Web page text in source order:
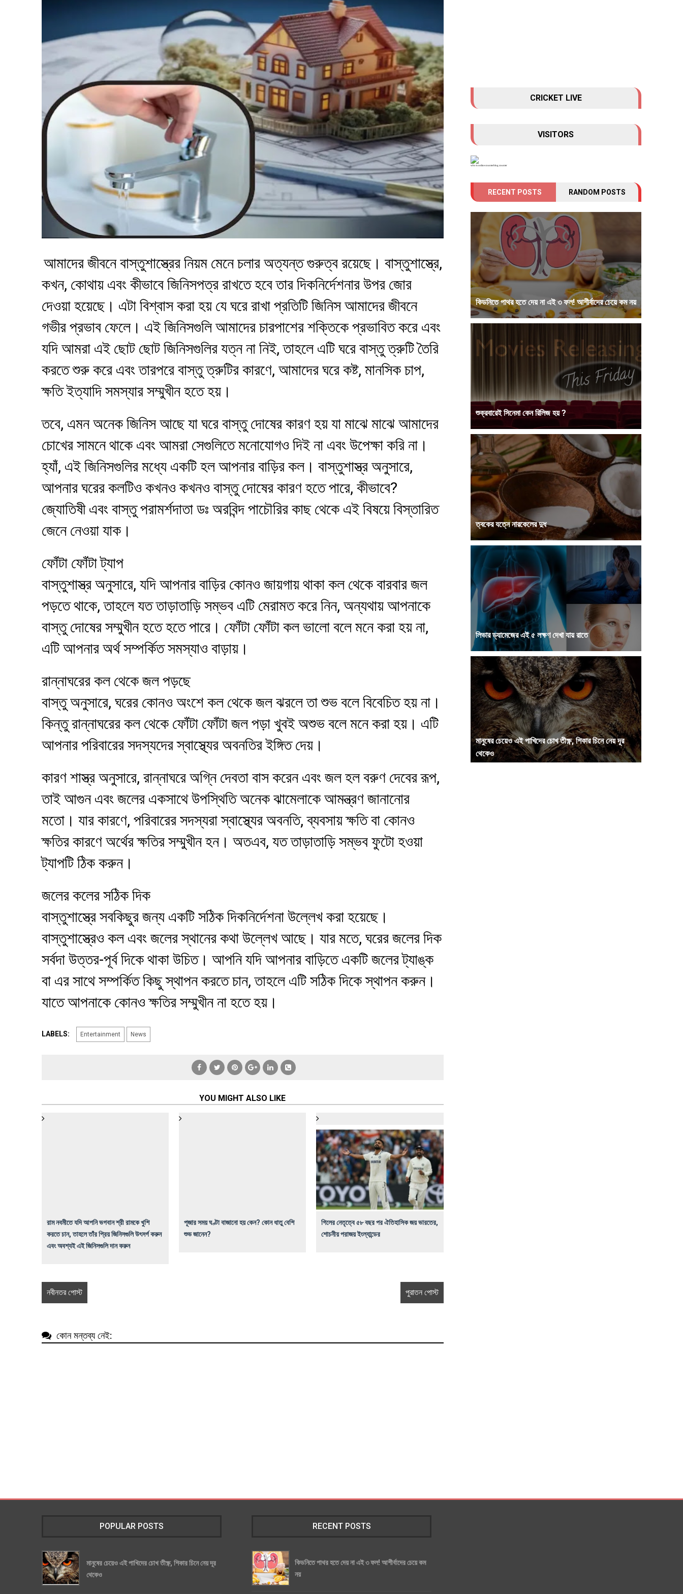
আমাদের জীবনে বাস্তুশাস্ত্রের নিয়ম মেনে চলার অত্যন্ত গুরুত্ব রয়েছে। বাস্তুশাস্ত্রে,
কখন, কোথায় এবং কীভাবে জিনিসপত্র রাখতে হবে তার দিকনির্দেশনার উপর জোর
দেওয়া হয়েছে। এটা বিশ্বাস করা হয় যে ঘরে রাখা প্রতিটি জিনিস আমাদের জীবনে
গভীর প্রভাব ফেলে। এই জিনিসগুলি আমাদের চারপাশের শক্তিকে প্রভাবিত করে এবং
যদি আমরা এই ছোট ছোট জিনিসগুলির যত্ন না নিই, তাহলে এটি ঘরে বাস্তু ত্রুটি তৈরি
করতে শুরু করে এবং তারপরে বাস্তু ত্রুটির কারণে, আমাদের ঘরে কষ্ট, মানসিক চাপ,
ক্ষতি ইত্যাদি সমস্যার সম্মুখীন হতে হয়।
তবে, এমন অনেক জিনিস আছে যা ঘরে বাস্তু দোষের কারণ হয় যা মাঝে মাঝে আমাদের
চোখের সামনে থাকে এবং আমরা সেগুলিতে মনোযোগও দিই না এবং উপেক্ষা করি না।
হ্যাঁ, এই জিনিসগুলির মধ্যে একটি হল আপনার বাড়ির কল। বাস্তুশাস্ত্র অনুসারে,
আপনার ঘরের কলটিও কখনও কখনও বাস্তু দোষের কারণ হতে পারে, কীভাবে?
জ্যোতিষী এবং বাস্তু পরামর্শদাতা ডঃ অরবিন্দ পাচৌরির কাছ থেকে এই বিষয়ে বিস্তারিত
জেনে নেওয়া যাক।
ফোঁটা ফোঁটা ট্যাপ
বাস্তুশাস্ত্র অনুসারে, যদি আপনার বাড়ির কোনও জায়গায় থাকা কল থেকে বারবার জল
পড়তে থাকে, তাহলে যত তাড়াতাড়ি সম্ভব এটি মেরামত করে নিন, অন্যথায় আপনাকে
বাস্তু দোষের সম্মুখীন হতে হতে পারে। ফোঁটা ফোঁটা কল ভালো বলে মনে করা হয় না,
এটি আপনার অর্থ সম্পর্কিত সমস্যাও বাড়ায়।
রান্নাঘরের কল থেকে জল পড়ছে
বাস্তু অনুসারে, ঘরের কোনও অংশে কল থেকে জল ঝরলে তা শুভ বলে বিবেচিত হয় না।
কিন্তু রান্নাঘরের কল থেকে ফোঁটা ফোঁটা জল পড়া খুবই অশুভ বলে মনে করা হয়। এটি
আপনার পরিবারের সদস্যদের স্বাস্থ্যের অবনতির ইঙ্গিত দেয়।
কারণ শাস্ত্র অনুসারে, রান্নাঘরে অগ্নি দেবতা বাস করেন এবং জল হল বরুণ দেবের রূপ,
তাই আগুন এবং জলের একসাথে উপস্থিতি অনেক ঝামেলাকে আমন্ত্রণ জানানোর
মতো। যার কারণে, পরিবারের সদস্যরা স্বাস্থ্যের অবনতি, ব্যবসায় ক্ষতি বা কোনও
ক্ষতির কারণে অর্থের ক্ষতির সম্মুখীন হন। অতএব, যত তাড়াতাড়ি সম্ভব ফুটো হওয়া
ট্যাপটি ঠিক করুন।
জলের কলের সঠিক দিক
বাস্তুশাস্ত্রে সবকিছুর জন্য একটি সঠিক দিকনির্দেশনা উল্লেখ করা হয়েছে।
বাস্তুশাস্ত্রেও কল এবং জলের স্থানের কথা উল্লেখ আছে। যার মতে, ঘরের জলের দিক
সর্বদা উত্তর-পূর্ব দিকে থাকা উচিত। আপনি যদি আপনার বাড়িতে একটি জলের ট্যাঙ্ক
বা এর সাথে সম্পর্কিত কিছু স্থাপন করতে চান, তাহলে এটি সঠিক দিকে স্থাপন করুন।
যাতে আপনাকে কোনও ক্ষতির সম্মুখীন না হতে হয়।
LABELS: Entertainment News
YOU MIGHT ALSO LIKE
রাম নবমীতে যদি আপনি ভগবান শ্রী রামকে খুশি
করতে চান, তাহলে তাঁর প্রিয় জিনিসগুলি উৎসর্গ করুন
এবং অবশ্যই এই জিনিসগুলি দান করুন
পূজার সময় ঘণ্টা বাজানো হয় কেন? কোন ধাতু বেশি
শুভ জানেন?
গিলের নেতৃত্বে ৫৮ বছর পর ঐতিহাসিক জয় ভারতের,
শোচনীয় পরাজয় ইংল্যান্ডের
নবীনতর পোস্ট পুরাতন পোস্ট
কোন মন্তব্য নেই:
CRICKET LIVE
VISITORS
who is online counterblog counter
RECENT POSTS RANDOM POSTS
কিডনিতে পাথর হতে দেয় না এই ৩ ফল! আশীর্বাদের চেয়ে কম নয়
বিষাক্ত তরল দূর করতে কাজ ...
শুক্রবারেই সিনেমা কেন রিলিজ হয় ?
সিনেমা রিলিজের জন্য আমাদের দেশে সপ্তাহের একটি দিন; শুক্রবার
নির্ধারণ করা হয়েছে। এই ...
ত্বকের যত্নে নারকেলের দুধ
একাধিক প্রাকৃতিক গুণে সমৃদ্ধ নারকেল নানাভাবে খাবারে ব্যবহৃত হয়।
যেমন নারকেলের চাটনি, লাড্...
লিভার ড্যামেজের এই ৫ লক্ষণ দেখা যায় রাতে
বর্তমানে জীবনযাত্রার মান খুবই খারাপ হয়ে যাচ্ছে, যার প্রভাব পড়ছে
শরীরে। খারাপ খাদ্যাভ্যাস...
মানুষের চেয়েও এই পাখিদের চোখ তীক্ষ্ণ, শিকার চিনে নেয় দূর
থেকেও
POPULAR POSTS
মানুষের চেয়েও এই পাখিদের চোখ তীক্ষ্ণ, শিকার চিনে নেয় দূর
থেকেও
RECENT POSTS
কিডনিতে পাথর হতে দেয় না এই ৩ ফল! আশীর্বাদের চেয়ে কম
নয়